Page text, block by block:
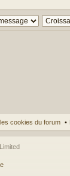
cookies du forum